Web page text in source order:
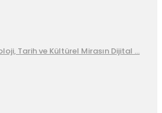
Tarih ve Kültürel Mirasın Dijital …